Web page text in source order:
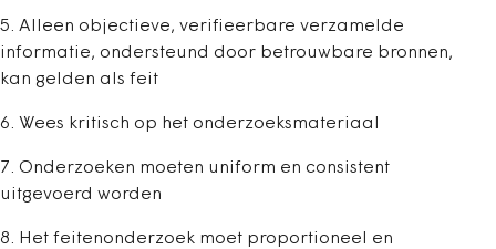
5. Alleen objectieve, verifieerbare verzamelde
informatie, ondersteund door betrouwbare bronnen,
kan gelden als feit
6. Wees kritisch op het onderzoeksmateriaal
7. Onderzoeken moeten uniform en consistent
uitgevoerd worden
8. Het feitenonderzoek moet proportioneel en